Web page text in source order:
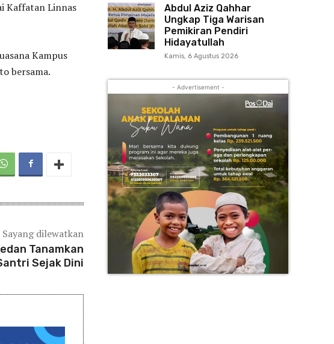
Kaffatan Linnas
Kampus
bersama.
Sayang dilewatkan
Tanamkan
Sejak Dini
Abdul Aziz Qahhar
Ungkap Tiga Warisan
Pemikiran Pendiri
Hidayatullah
Kamis, 6 Agustus 2026
- Advertisement -